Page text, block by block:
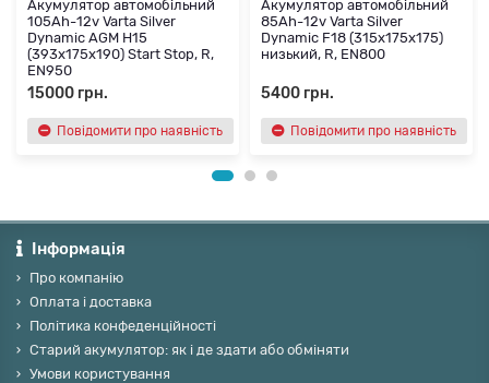
Акумулятор автомобільний
105Ah-12v Varta Silver
Dynamic AGM H15
(393х175х190) Start Stop, R,
EN950
15000 грн.
Повідомити про наявність
Акумулятор автомобільний
85Ah-12v Varta Silver
Dynamic F18 (315х175х175)
низький, R, EN800
5400 грн.
Повідомити про наявність
Інформація
Про компанію
Оплата і доставка
Політика конфеденційності
Старий акумулятор: як і де здати або обміняти
Умови користування